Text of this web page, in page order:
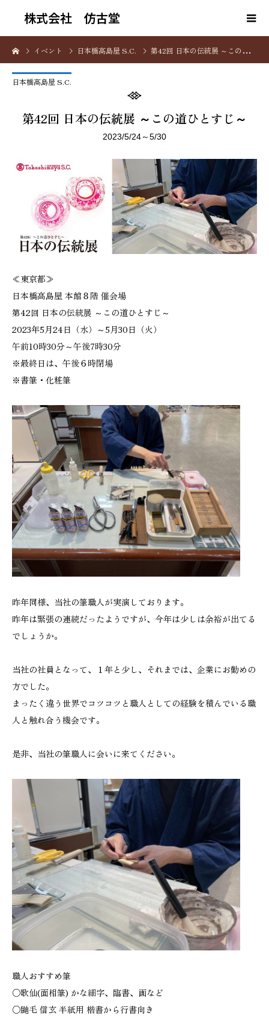
株式会社 仿古堂
イベント 日本橋高島屋 S.C. 第42回 日本の伝統展 ～この道ひとすじ～
日本橋高島屋 S.C.
第42回 日本の伝統展 ～この道ひとすじ～
2023/5/24～5/30
≪東京都≫
日本橋高島屋 本館８階 催会場
第42回 日本の伝統展 ～この道ひとすじ～
2023年5月24日（水）～5月30日（火）
午前10時30分～午後7時30分
※最終日は、午後６時閉場
※書筆・化粧筆
昨年同様、当社の筆職人が実演しております。
昨年は緊張の連続だったようですが、今年は少しは余裕が出てる
でしょうか。
当社の社員となって、１年と少し、それまでは、企業にお勤めの
方でした。
まったく違う世界でコツコツと職人としての経験を積んでいる職
人と触れ合う機会です。
是非、当社の筆職人に会いに来てください。
職人おすすめ筆
○歌仙(面相筆) かな細字、臨書、画など
○鼬毛 信玄 半紙用 楷書から行書向き